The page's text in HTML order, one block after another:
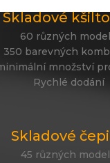
Skladové
60 různých
350 barevných
množství
Rychlé dodání
Skladové
45 různých